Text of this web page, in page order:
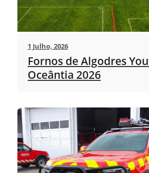
1 Julho, 2026
Fornos de Algodres
Oceântia 2026